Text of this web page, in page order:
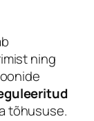
ning
tõhususe.